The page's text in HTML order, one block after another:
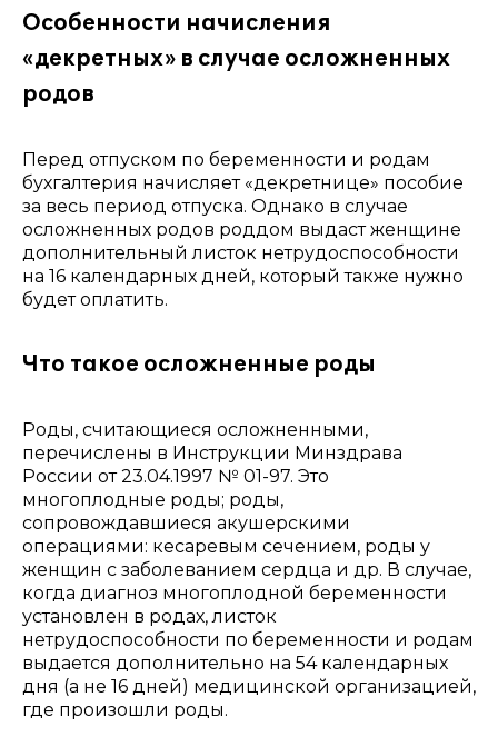
Особенности начисления
«декретных» в случае осложненных
родов
Перед отпуском по беременности и родам
бухгалтерия начисляет «декретнице» пособие
за весь период отпуска. Однако в случае
осложненных родов роддом выдаст женщине
дополнительный листок нетрудоспособности
на 16 календарных дней, который также нужно
будет оплатить.
Что такое осложненные роды
Роды, считающиеся осложненными,
перечислены в Инструкции Минздрава
России от 23.04.1997 № 01-97. Это
многоплодные роды; роды,
сопровождавшиеся акушерскими
операциями: кесаревым сечением, роды у
женщин с заболеванием сердца и др. В случае,
когда диагноз многоплодной беременности
установлен в родах, листок
нетрудоспособности по беременности и родам
выдается дополнительно на 54 календарных
дня (а не 16 дней) медицинской организацией,
где произошли роды.